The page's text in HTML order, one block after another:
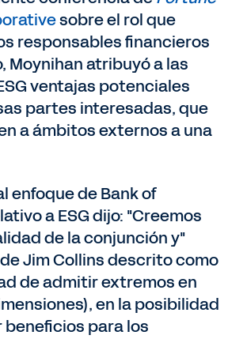
sobre el rol que
responsables financieros
Moynihan atribuyó a las
ventajas potenciales
partes interesadas, que
a ámbitos externos a una
enfoque de Bank of
a ESG dijo: "Creemos
de la conjunción y"
Jim Collins descrito como
de admitir extremos en
en la posibilidad
para los